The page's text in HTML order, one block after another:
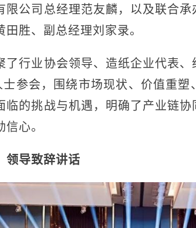
公司总经理范友麟， 以及联合
田胜、副总经理刘家录。
业协会领导、造纸企业代表、
参会，围绕市场现状、价值重
临的挑战与机遇，明确了产业链
心。
导致辞讲话